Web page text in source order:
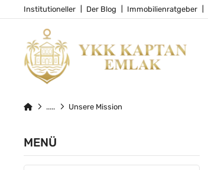
Institutioneller Der Blog Immobilienratgeber
Unsere Mission
MENÜ